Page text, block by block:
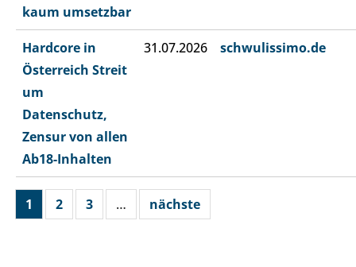
kaum umsetzbar
Hardcore in
Österreich Streit
um
Datenschutz,
Zensur von allen
Ab18-Inhalten
31.07.2026 schwulissimo.de
1 2 3 … nächste